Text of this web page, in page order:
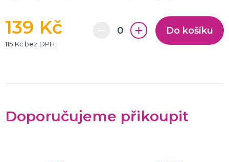
139 Kč
115 Kč bez DPH
Do košíku
Doporučujeme přikoupit